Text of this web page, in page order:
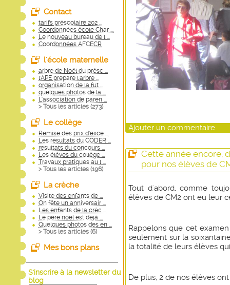
Contact
tarifs préscolaire 202 ...
Coordonnées école Char ...
Le nouveau bureau de l ...
Coordonnées AFCECR
l'école maternelle
arbre de Noël du présc ...
l'APE prepare l'arbre ...
organisation de la fut ...
quelques photos de la ...
L'association de paren ...
> Tous les articles (273)
Le collège
Remise des prix d'exce ...
Les résultats du CODER ...
resultats du concours ...
Les élèves du collège ...
Travaux pratiques au l ...
> Tous les articles (196)
La crèche
Visite des enfants de ...
On fête un anniversair ...
Les enfants de la crèc ...
Le père noel est déjà ...
Quelques photos des en ...
> Tous les articles (6)
Mes bons plans
S'inscrire à la newsletter du
blog
Ajouter un commentaire
Cette année encore,
pour nos élèves de
Tout d'abord, comme
élèves de CM2 ont eu leur
Rappelons que cet
seulement sur la
la totalité de leurs élèves
De plus, 2 de nos élèves